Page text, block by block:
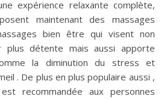
expérience relaxante complète,
maintenant des massages
bien être qui visent non
plus détente mais aussi apporte
la diminution du stress et
. De plus en plus populaire aussi ,
recommandée aux personnes